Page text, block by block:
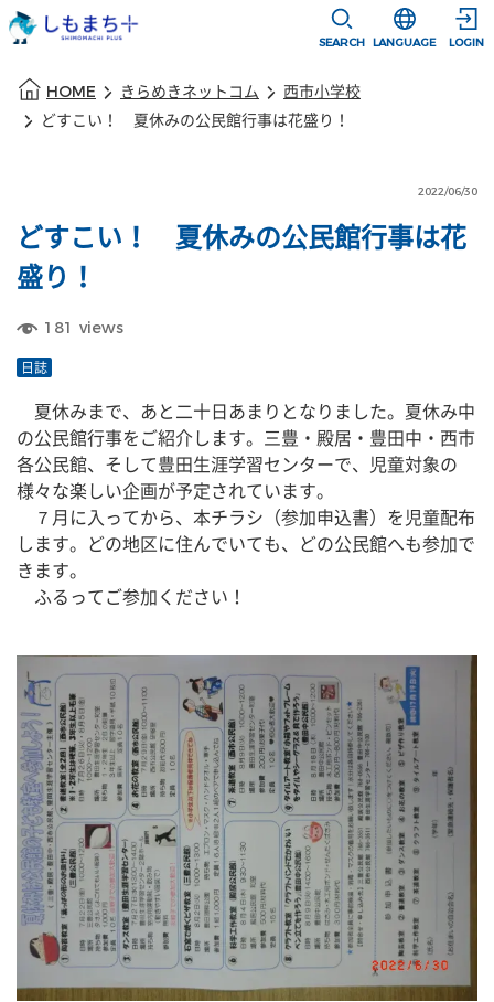
SEARCH
選択すると言
LANGUAGE LOGIN
HOME きらめきネットコム
西市小学校
どすこい！ 夏休みの公民館行事は花盛り！
2022/06/30
どすこい！ 夏休みの公民館行事は花
盛り！
181 views
日誌
夏休みまで、あと二十日あまりとなりました。夏休み中
の公民館行事をご紹介します。三豊・殿居・豊田中・西市
各公民館、そして豊田生涯学習センターで、児童対象の
様々な楽しい企画が予定されています。
７月に入ってから、本チラシ（参加申込書）を児童配布
します。どの地区に住んでいても、どの公民館へも参加で
きます。
ふるってご参加ください！